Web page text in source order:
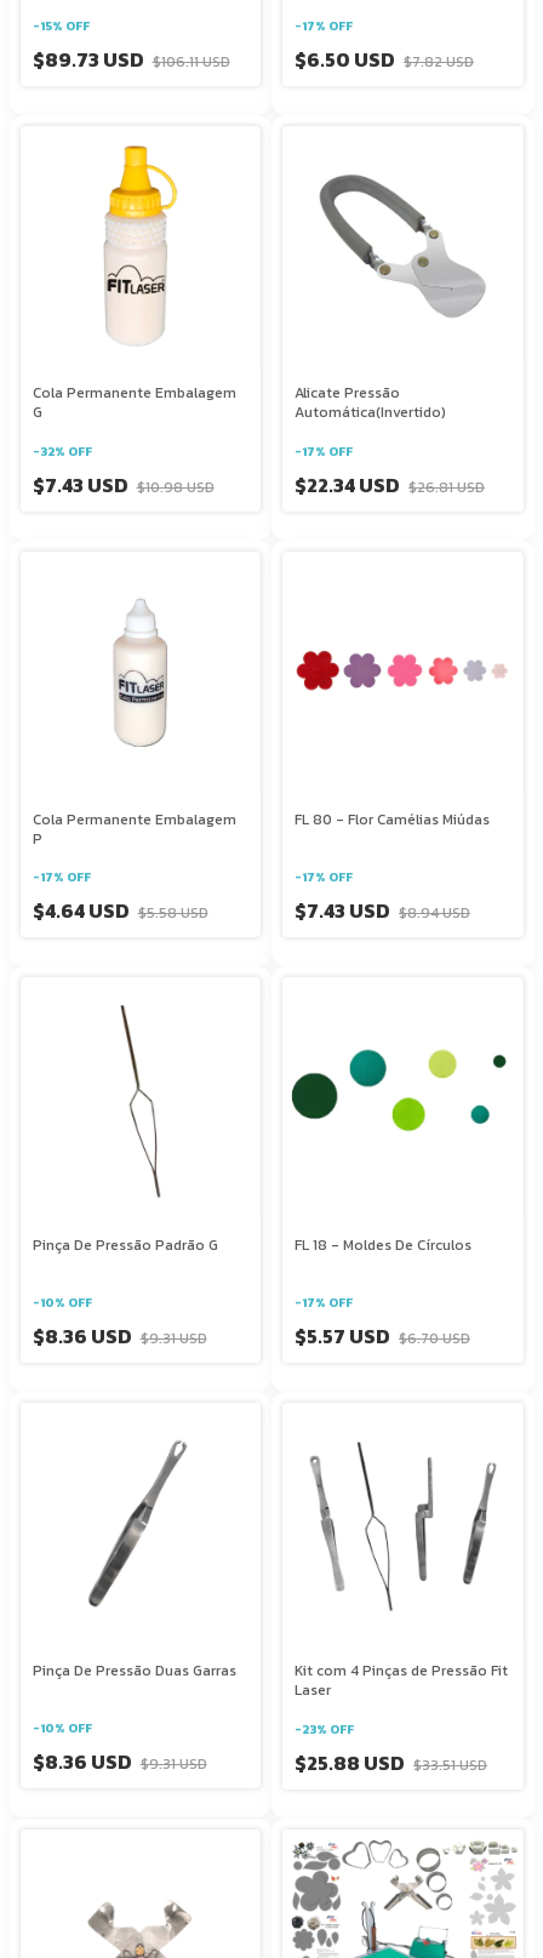
-15% OFF
$89.73 USD $106.11 USD
-17% OFF
$6.50 USD $7.82 USD
Cola Permanente Embalagem
G
-32% OFF
$7.43 USD $10.98 USD
Alicate Pressão
Automática(Invertido)
-17% OFF
$22.34 USD $26.81 USD
Cola Permanente Embalagem
P
-17% OFF
$4.64 USD $5.58 USD
FL 80 - Flor Camélias Miúdas
-17% OFF
$7.43 USD $8.94 USD
Pinça De Pressão Padrão G
-10% OFF
$8.36 USD $9.31 USD
FL 18 - Moldes De Círculos
-17% OFF
$5.57 USD $6.70 USD
Pinça De Pressão Duas Garras
-10% OFF
$8.36 USD $9.31 USD
Kit com 4 Pinças de Pressão Fit
Laser
-23% OFF
$25.88 USD $33.51 USD